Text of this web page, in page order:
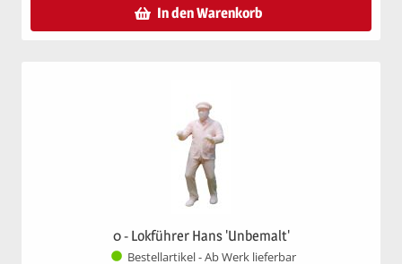
In den Warenkorb
0 - Lokführer Hans 'Unbemalt'
Bestellartikel - Ab Werk lieferbar